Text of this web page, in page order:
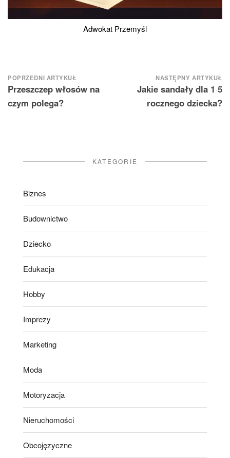
Adwokat Przemyśl
Nawigacja
wpisu
POPRZEDNI ARTYKUŁ
Przeszczep włosów na
czym polega?
NASTĘPNY ARTYKUŁ
Jakie sandały dla 1 5
rocznego dziecka?
KATEGORIE
Biznes
Budownictwo
Dziecko
Edukacja
Hobby
Imprezy
Marketing
Moda
Motoryzacja
Nieruchomości
Obcojęzyczne